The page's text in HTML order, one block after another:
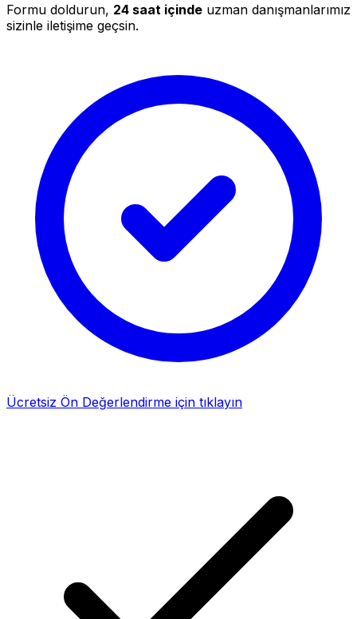
Formu doldurun, 24 saat içinde uzman danışmanlarımız
sizinle iletişime geçsin.
Ücretsiz Ön Değerlendirme için tıklayın